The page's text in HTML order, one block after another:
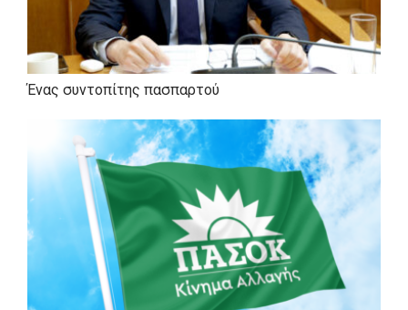
Τελείωσε το Δημοτικό και την πρώτη τάξη του
Γυμνασίου στο Πελόπιο
, ενώ ολοκλήρωσε τις
μαθητικές του σπουδές στο1ο Γυμνάσιο
και το 1ο Λύκειο Πύργου
αποφοίτησε το 1993 με ″άριστα″, λαμβάνοντας
βραβείο του Ιδρύματος ″Ι. Λάτση″. Συνέχισε τις
σπουδές του στηνΟδοντιατρική Σχολή του
Πανεπιστημίου Αθηνών , από την οποία
αποφοίτησε το 2000. Κατά τη διάρκεια των
σπουδών του,
εργάστηκε σε ιδιωτικό
οδοντιατρείο.
Έχει πραγματοποιήσειμεταπτυχιακέςσπουδές
Ένας συντοπίτης πασπαρτού